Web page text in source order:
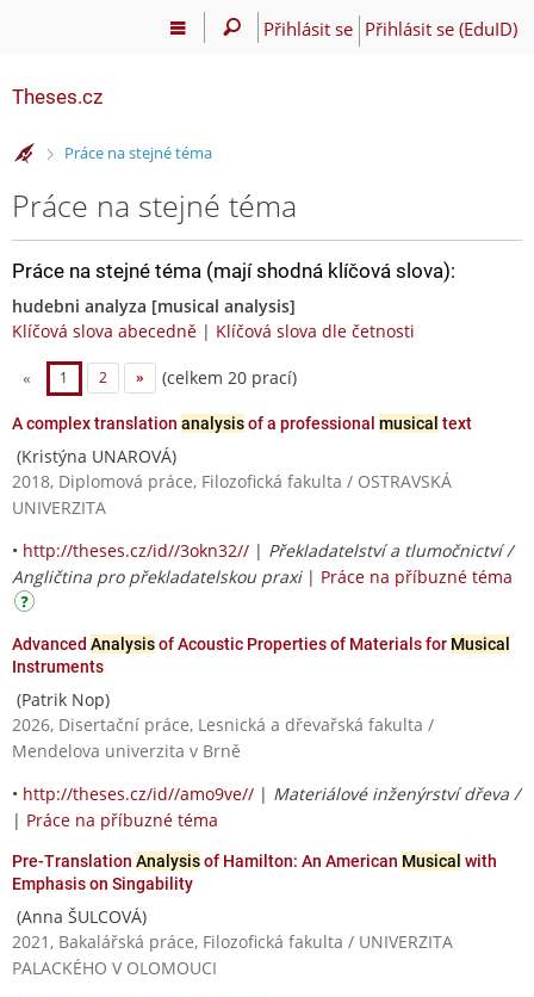
Přihlásit se Přihlásit se (EduID)
Theses.cz
>Práce na stejné téma
Práce na stejné téma
Práce na stejné téma (mají shodná klíčová slova):
hudebni analyza [musical analysis]
Klíčová slova abecedně | Klíčová slova dle četnosti
« 1 2 » (celkem 20 prací)
A complex translation analysisof a professional musical text
(Kristýna UNAROVÁ)
2018, Diplomová práce, Filozofická fakulta / OSTRAVSKÁ
UNIVERZITA
• http://theses.cz/id//3okn32// | Překladatelství a tlumočnictví /
Angličtina pro překladatelskou praxi| Práce na příbuzné téma
Advanced Analysisof Acoustic Properties of Materials for Musical
Instruments
(Patrik Nop)
2026, Disertační práce, Lesnická a dřevařská fakulta /
Mendelova univerzita v Brně
• http://theses.cz/id//amo9ve// | Materiálové inženýrství dřeva /
| Práce na příbuzné téma
Pre-Translation Analysisof Hamilton: An American Musical with
Emphasis on Singability
(Anna ŠULCOVÁ)
2021, Bakalářská práce, Filozofická fakulta / UNIVERZITA
PALACKÉHO V OLOMOUCI